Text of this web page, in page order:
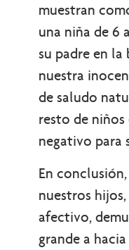
muestran
una niña de 6
su padre en la
nuestra
de saludo
resto de niños
negativo para
En
nuestros
afectivo,
grande a